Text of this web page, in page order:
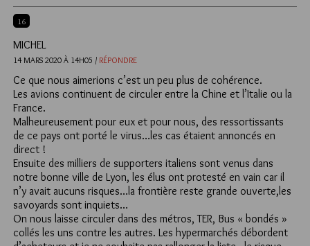
16
MICHEL
14 MARS 2020 À 14H05 / RÉPONDRE
Ce que nous aimerions c’est un peu plus de cohérence.
Les avions continuent de circuler entre la Chine et l’Italie ou la
France.
Malheureusement pour eux et pour nous, des ressortissants
de ce pays ont porté le virus…les cas étaient annoncés en
direct !
Ensuite des milliers de supporters italiens sont venus dans
notre bonne ville de Lyon, les élus ont protesté en vain car il
n’y avait aucuns risques…la frontière reste grande ouverte,les
savoyards sont inquiets…
On nous laisse circuler dans des métros, TER, Bus « bondés »
collés les uns contre les autres. Les hypermarchés débordent